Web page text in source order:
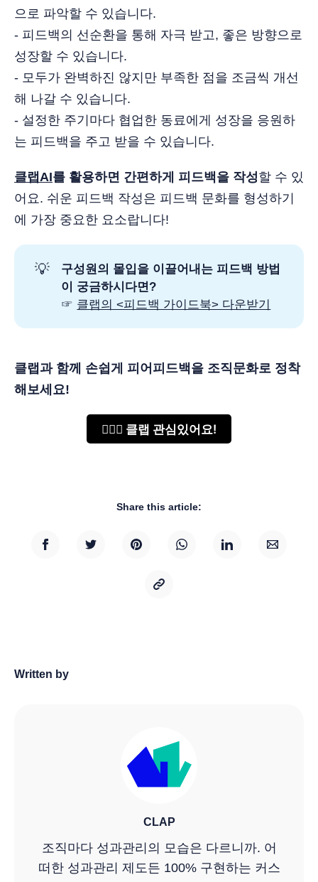
으로 파악할 수 있습니다.
- 피드백의 선순환을 통해 자극 받고, 좋은 방향으로
성장할 수 있습니다.
- 모두가 완벽하진 않지만 부족한 점을 조금씩 개선
해 나갈 수 있습니다.
- 설정한 주기마다 협업한 동료에게 성장을 응원하
는 피드백을 주고 받을 수 있습니다.
클랩AI를 활용하면 간편하게 피드백을 작성할 수 있
어요. 쉬운 피드백 작성은 피드백 문화를 형성하기
에 가장 중요한 요소랍니다!
💡
구성원의 몰입을 이끌어내는 피드백 방법
이 궁금하시다면?
☞ 클랩의 <피드백 가이드북> 다운받기
클랩과 함께 손쉽게 피어피드백을 조직문화로 정착
해보세요!
🙋🏻‍♂️ 클랩 관심있어요!
Share this article:
Written by
CLAP
조직마다 성과관리의 모습은 다르니까. 어
떠한 성과관리 제도든 100% 구현하는 커스